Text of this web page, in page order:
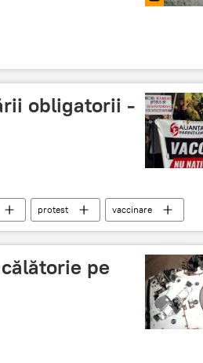
obligatorii -
protest
vaccinare
pe